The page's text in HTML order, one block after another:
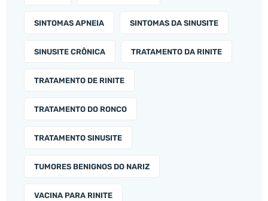
SINTOMAS APNEIA SINTOMAS DA SINUSITE
SINUSITE CRÔNICA TRATAMENTO DA RINITE
TRATAMENTO DE RINITE
TRATAMENTO DO RONCO
TRATAMENTO SINUSITE
TUMORES BENIGNOS DO NARIZ
VACINA PARA RINITE